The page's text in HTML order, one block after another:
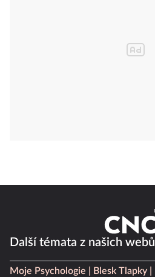
Další témata z našich webů
Moje Psychologie Blesk Tlapky